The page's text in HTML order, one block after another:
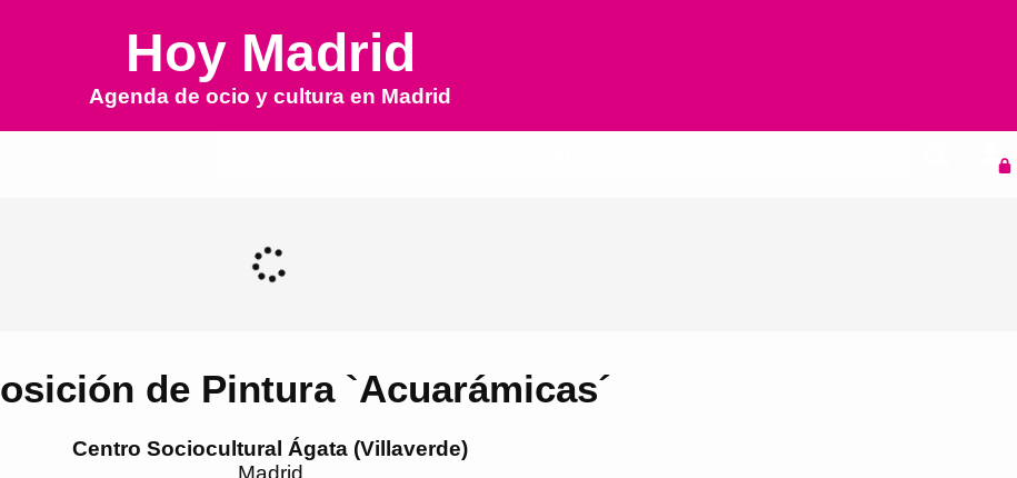
Hoy Madrid
Agenda de ocio y cultura en Madrid
de Pintura `Acuarámicas´
Centro Sociocultural Ágata (Villaverde)
Madrid